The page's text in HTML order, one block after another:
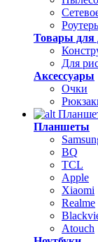
Товары для
Для
Аксессуары
Очки
Планшеты
BQ
TCL
Apple
Xiaomi
Realme
Atouch